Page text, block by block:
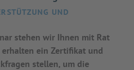
UND
stehen wir Ihnen mit Rat
erhalten ein Zertifikat und
stellen, um die